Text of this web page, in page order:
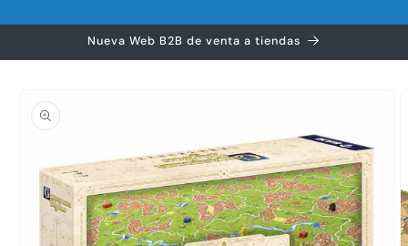
Nueva Web B2B de venta a tiendas
información